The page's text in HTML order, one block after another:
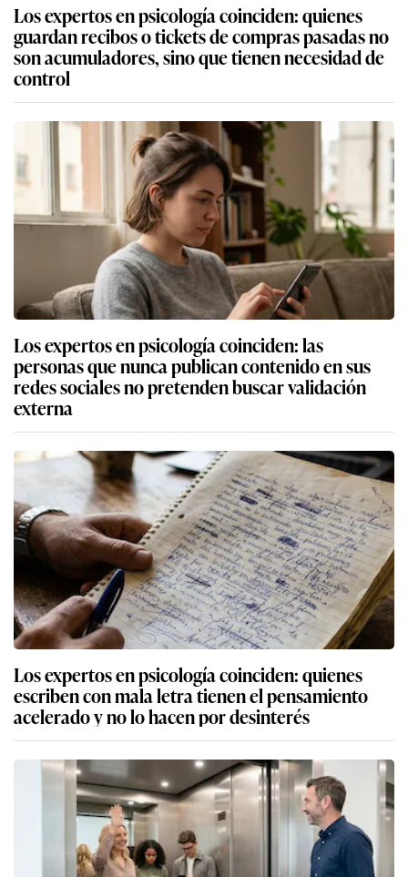
Los expertos en psicología coinciden: quienes
guardan recibos o tickets de compras pasadas no
son acumuladores, sino que tienen necesidad de
control
Los expertos en psicología coinciden: las
personas que nunca publican contenido en sus
redes sociales no pretenden buscar validación
externa
Los expertos en psicología coinciden: quienes
escriben con mala letra tienen el pensamiento
acelerado y no lo hacen por desinterés